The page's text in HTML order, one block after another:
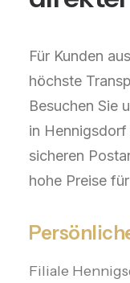
Für Kunden
höchste
Besuchen Sie
in Hennigsdorf
sicheren
hohe Preise
Filiale